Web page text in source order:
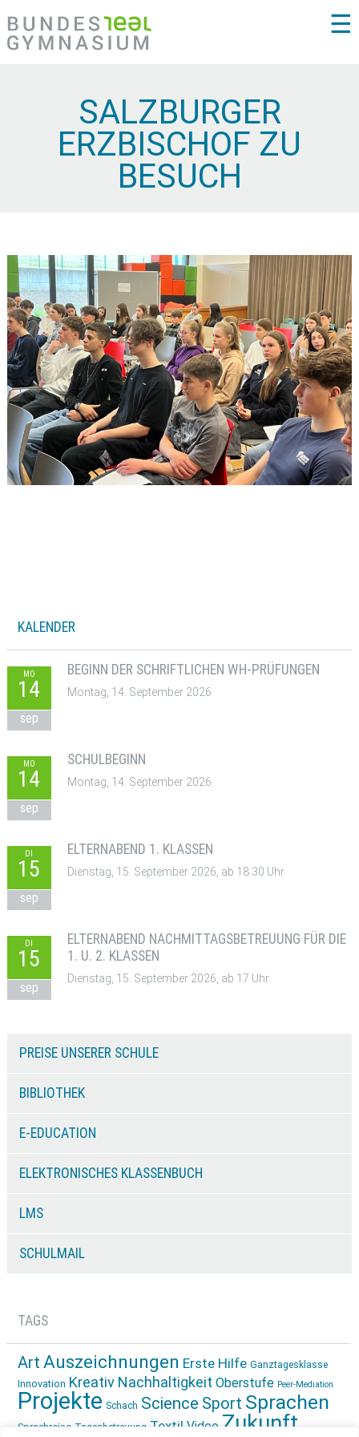
☰
SALZBURGER
ERZBISCHOF ZU
BESUCH
KALENDER
MO
14
sep
BEGINN DER SCHRIFTLICHEN WH-PRÜFUNGEN
Montag, 14. September 2026
MO
14
sep
SCHULBEGINN
Montag, 14. September 2026
DI
15
sep
ELTERNABEND 1. KLASSEN
Dienstag, 15. September 2026, ab 18:30 Uhr
DI
15
sep
ELTERNABEND NACHMITTAGSBETREUUNG FÜR DIE
1. U. 2. KLASSEN
Dienstag, 15. September 2026, ab 17 Uhr
PREISE UNSERER SCHULE
BIBLIOTHEK
E-EDUCATION
ELEKTRONISCHES KLASSENBUCH
LMS
SCHULMAIL
TAGS
Art Auszeichnungen Erste Hilfe Ganztagesklasse
Innovation Kreativ Nachhaltigkeit Oberstufe Peer-Mediation
Projekte Schach Science Sport Sprachen
Sprachreise Tagesbetreuung Textil Video Zukunft